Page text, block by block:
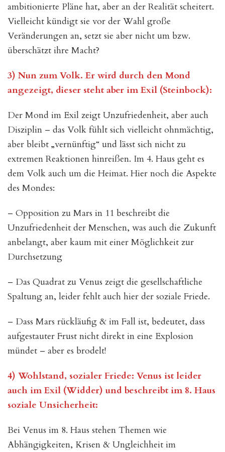
ambitionierte Pläne hat, aber an der Realität scheitert.
Vielleicht kündigt sie vor der Wahl große
Veränderungen an, setzt sie aber nicht um bzw.
überschätzt ihre Macht?
3) Nun zum Volk. Er wird durch den Mond
angezeigt, dieser steht aber im Exil (Steinbock):
Der Mond im Exil zeigt Unzufriedenheit, aber auch
Disziplin – das Volk fühlt sich vielleicht ohnmächtig,
aber bleibt „vernünftig“ und lässt sich nicht zu
extremen Reaktionen hinreißen. Im 4. Haus geht es
dem Volk auch um die Heimat. Hier noch die Aspekte
des Mondes:
– Opposition zu Mars in 11 beschreibt die
Unzufriedenheit der Menschen, was auch die Zukunft
anbelangt, aber kaum mit einer Möglichkeit zur
Durchsetzung
– Das Quadrat zu Venus zeigt die gesellschaftliche
Spaltung an, leider fehlt auch hier der soziale Friede.
– Dass Mars rückläufig & im Fall ist, bedeutet, dass
aufgestauter Frust nicht direkt in eine Explosion
mündet – aber es brodelt!
4) Wohlstand, sozialer Friede: Venus ist leider
auch im Exil (Widder) und beschreibt im 8. Haus
soziale Unsicherheit:
Bei Venus im 8. Haus stehen Themen wie
Abhängigkeiten, Krisen & Ungleichheit im